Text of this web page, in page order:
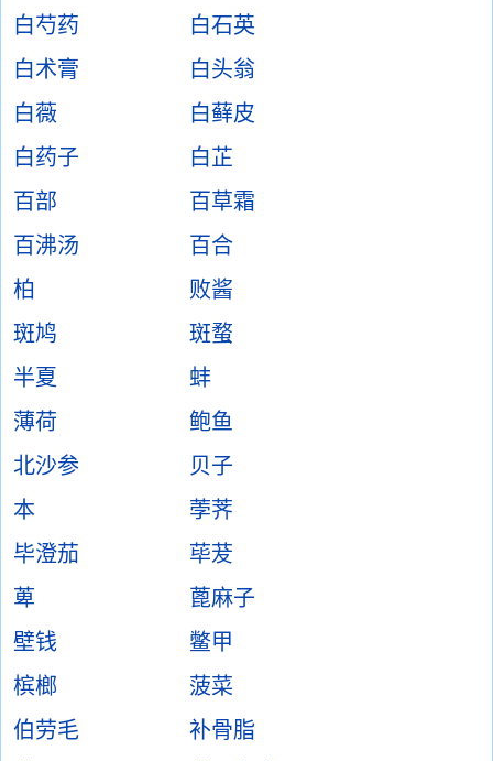
白芍药
白石英
白术膏
白头翁
白薇
白藓皮
白药子
白芷
百部
百草霜
百沸汤
百合
柏
败酱
斑鸠
斑蝥
半夏
蚌
薄荷
鲍鱼
北沙参
贝子
本
荸荠
毕澄茄
荜茇
萆
蓖麻子
壁钱
鳖甲
槟榔
菠菜
伯劳毛
补骨脂